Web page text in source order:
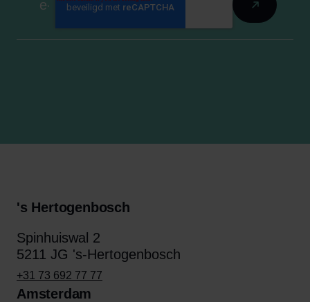
's Hertogenbosch
Spinhuiswal 2
5211 JG 's-Hertogenbosch
+31 73 692 77 77
Amsterdam